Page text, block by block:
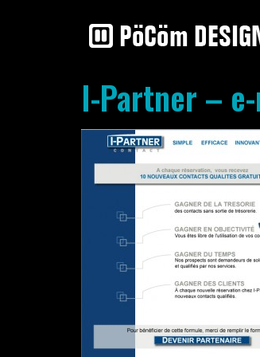
I-Partner –